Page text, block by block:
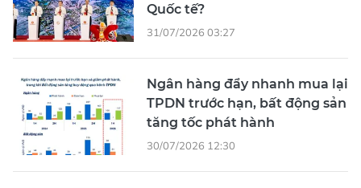
Quốc tế?
31/07/2026 03:27
Ngân hàng đẩy nhanh mua lại
TPDN trước hạn, bất động sản
tăng tốc phát hành
30/07/2026 12:30